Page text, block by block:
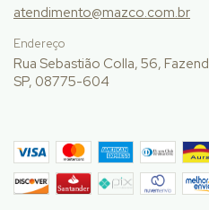
atendimento@mazco.com.br
Endereço
Rua Sebastião Colla, 56,
SP, 08775-604